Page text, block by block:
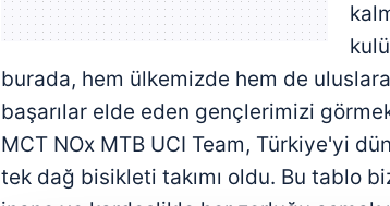
burada, hem ülkemizde hem de
başarılar elde eden gençlerimizi
MCT NOx MTB UCI Team, Türkiye'yi
tek dağ bisikleti takımı oldu. Bu tablo